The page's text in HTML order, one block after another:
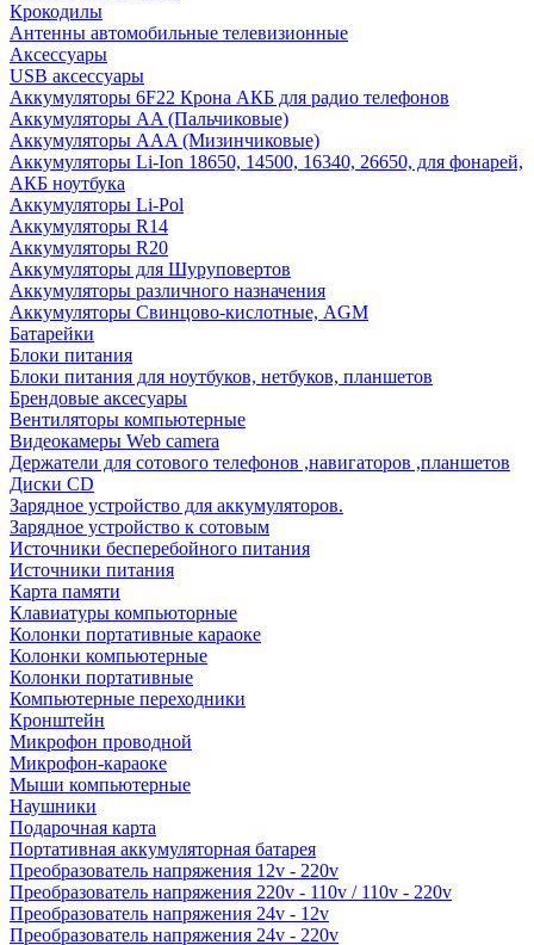
Крокодилы
Антенны автомобильные телевизионные
Аксессуары
USB аксессуары
Аккумуляторы 6F22 Крона АКБ для радио телефонов
Аккумуляторы AA (Пальчиковые)
Аккумуляторы AAA (Мизинчиковые)
Аккумуляторы Li-Ion 18650, 14500, 16340, 26650, для фонарей,
АКБ ноутбука
Аккумуляторы Li-Pol
Аккумуляторы R14
Аккумуляторы R20
Аккумуляторы для Шуруповертов
Аккумуляторы различного назначения
Аккумуляторы Свинцово-кислотные, AGM
Батарейки
Блоки питания
Блоки питания для ноутбуков, нетбуков, планшетов
Брендовые аксесуары
Вентиляторы компьютерные
Видеокамеры Web camera
Держатели для сотового телефонов ,навигаторов ,планшетов
Диски CD
Зарядное устройство для аккумуляторов.
Зарядное устройство к сотовым
Источники бесперебойного питания
Источники питания
Карта памяти
Клавиатуры компьюторные
Колонки портативные караоке
Колонки компьютерные
Колонки портативные
Компьютерные переходники
Кронштейн
Микрофон проводной
Микрофон-караоке
Мыши компьютерные
Наушники
Подарочная карта
Портативная аккумуляторная батарея
Преобразователь напряжения 12v - 220v
Преобразователь напряжения 220v - 110v / 110v - 220v
Преобразователь напряжения 24v - 12v
Преобразователь напряжения 24v - 220v